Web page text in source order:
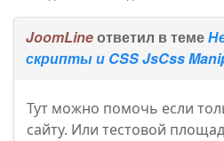
JoomLineответил в теме
скрипты и CSS JsCss
Тут можно помочь если
сайту. Или тестовой